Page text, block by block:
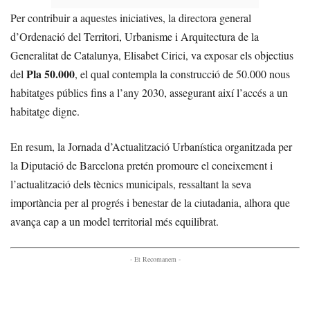
Per contribuir a aquestes iniciatives, la directora general
d’Ordenació del Territori, Urbanisme i Arquitectura de la
Generalitat de Catalunya, Elisabet Cirici, va exposar els objectius
del Pla 50.000, el qual contempla la construcció de 50.000 nous
habitatges públics fins a l’any 2030, assegurant així l’accés a un
habitatge digne.
En resum, la Jornada d’Actualització Urbanística organitzada per
la Diputació de Barcelona pretén promoure el coneixement i
l’actualització dels tècnics municipals, ressaltant la seva
importància per al progrés i benestar de la ciutadania, alhora que
avança cap a un model territorial més equilibrat.
- Et Recomanem -